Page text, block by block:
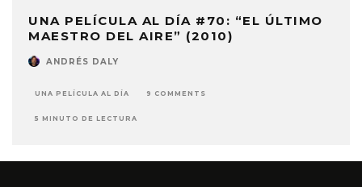
UNA PELÍCULA AL DÍA #70: “EL ÚLTIMO
MAESTRO DEL AIRE” (2010)
ANDRÉS DALY
UNA PELÍCULA AL DÍA 9 COMMENTS
5 MINUTO DE LECTURA